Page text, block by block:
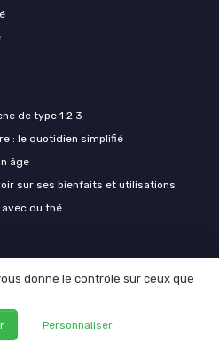
de type 1 2 3
: le quotidien simplifié
âge
sur ses bienfaits et utilisations
du thé
renforcer la fibre capillaire avec
renforcer la fibre capillaire avec
donne le contrôle sur ceux que
Personnaliser